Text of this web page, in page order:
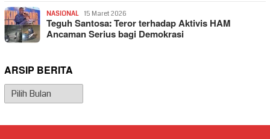
NASIONAL 15 Maret 2026
Teguh Santosa: Teror terhadap Aktivis HAM
Ancaman Serius bagi Demokrasi
ARSIP BERITA
Arsip
Berita